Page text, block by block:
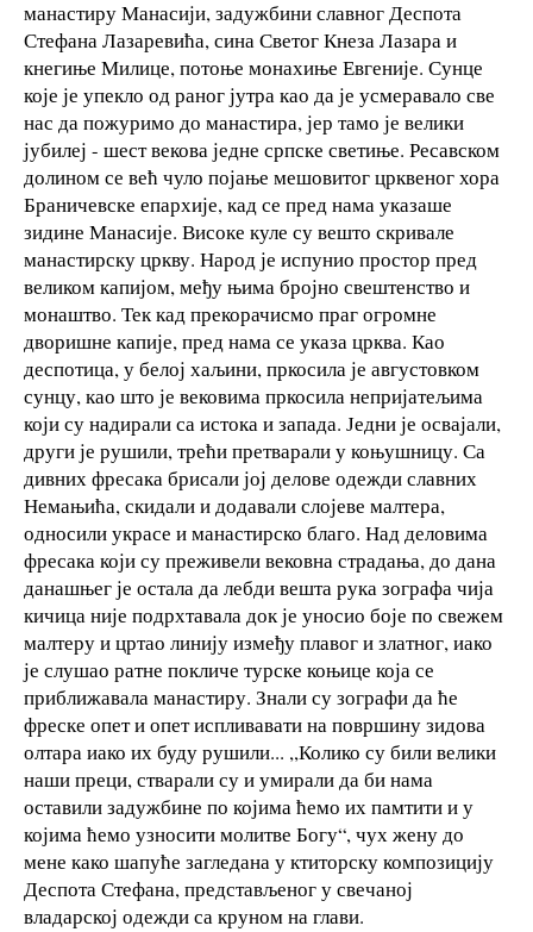
манастиру Манасији, задужбини славног Деспота
Стефана Лазаревића, сина Светог Кнеза Лазара и
кнегиње Милице, потоње монахиње Евгеније. Сунце
које је упекло од раног јутра као да је усмеравало све
нас да пожуримо до манастира, јер тамо је велики
јубилеј - шест векова једне српске светиње. Ресавском
долином се већ чуло појање мешовитог црквеног хора
Браничевске епархије, кад се пред нама указаше
зидине Манасије. Високе куле су вешто скривале
манастирску цркву. Народ је испунио простор пред
великом капијом, међу њима бројно свештенство и
монаштво. Тек кад прекорачисмо праг огромне
дворишне капије, пред нама се указа црква. Као
деспотица, у белој хаљини, пркосила је августовком
сунцу, као што је вековима пркосила непријатељима
који су надирали са истока и запада. Једни је освајали,
други је рушили, трећи претварали у коњушницу. Са
дивних фресака брисали јој делове одежди славних
Немањића, скидали и додавали слојеве малтера,
односили украсе и манастирско благо. Над деловима
фресака који су преживели вековна страдања, до дана
данашњег је остала да лебди вешта рука зографа чија
кичица није подрхтавала док је уносио боје по свежем
малтеру и цртао линију између плавог и златног, иако
је слушао ратне покличе турске коњице која се
приближавала манастиру. Знали су зографи да ће
фреске опет и опет испливавати на површину зидова
олтара иако их буду рушили... ,,Колико су били велики
наши преци, стварали су и умирали да би нама
оставили задужбине по којима ћемо их памтити и у
којима ћемо узносити молитве Богу“, чух жену до
мене како шапуће загледана у ктиторску композицију
Деспота Стефана, представљеног у свечаној
владарској одежди са круном на глави.